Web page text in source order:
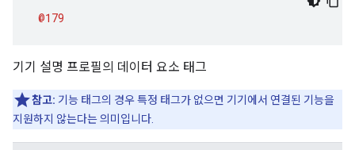
@179
기기 설명 프로필의 데이터 요소 태그
참고: 기능 태그의 경우 특정 태그가 없으면 기기에서 연결된 기능을
지원하지 않는다는 의미입니다.